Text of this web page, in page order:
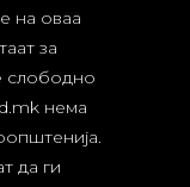
на оваа
за
слободно
нема
да ги